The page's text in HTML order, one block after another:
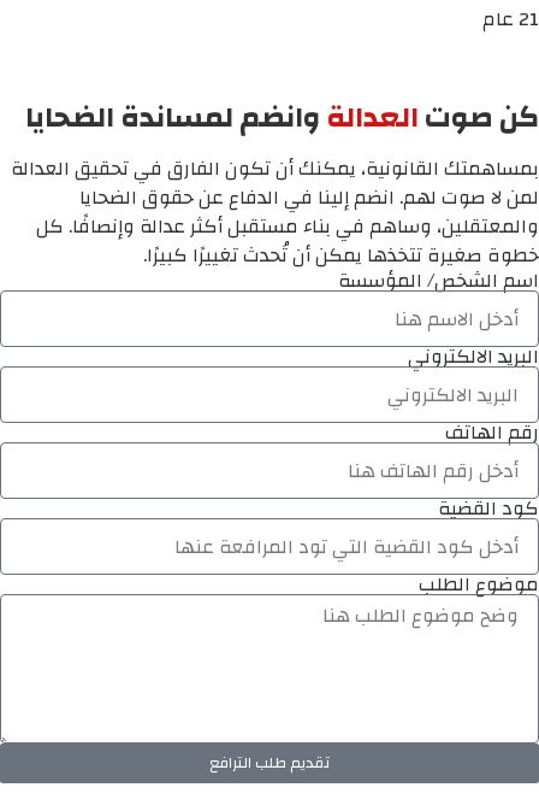
21 عام
كن صوتالعدالةوانضم لمساندة الضحايا
بمساهمتك القانونية، يمكنك أن تكون الفارق في تحقيق العدالة
لمن لا صوت لهم. انضم إلينا في الدفاع عن حقوق الضحايا
والمعتقلين، وساهم في بناء مستقبل أكثر عدالة وإنصافًا. كل
خطوة صغيرة تتخذها يمكن أن تُحدث تغييرًا كبيرًا.
اسم الشخص/ المؤسسة
البريد الالكتروني
رقم الهاتف
كود القضية
موضوع الطلب
تقديم طلب الترافع